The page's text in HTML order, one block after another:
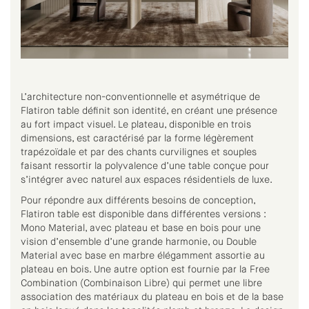
L’architecture non-conventionnelle et asymétrique de
Flatiron table définit son identité, en créant une présence
au fort impact visuel. Le plateau, disponible en trois
dimensions, est caractérisé par la forme légèrement
trapézoïdale et par des chants curvilignes et souples
faisant ressortir la polyvalence d’une table conçue pour
s’intégrer avec naturel aux espaces résidentiels de luxe.
Pour répondre aux différents besoins de conception,
Flatiron table est disponible dans différentes versions :
Mono Material, avec plateau et base en bois pour une
vision d’ensemble d’une grande harmonie, ou Double
Material avec base en marbre élégamment assortie au
plateau en bois. Une autre option est fournie par la Free
Combination (Combinaison Libre) qui permet une libre
association des matériaux du plateau en bois et de la base